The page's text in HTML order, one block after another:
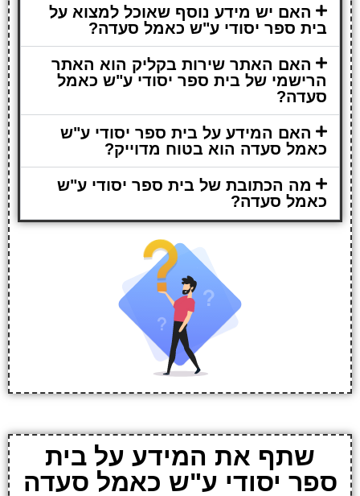
האם יש מידע נוסף שאוכל למצוא על
בית ספר יסודי ע"ש כאמל סעדה?
האם האתר שירות בקליק הוא האתר
הרישמי של בית ספר יסודי ע"ש כאמל
סעדה?
האם המידע על בית ספר יסודי ע"ש
כאמל סעדה הוא בטוח מדוייק?
מה הכתובת של בית ספר יסודי ע"ש
כאמל סעדה?
שתף את המידע על בית
ספר יסודי ע"ש כאמל סעדה